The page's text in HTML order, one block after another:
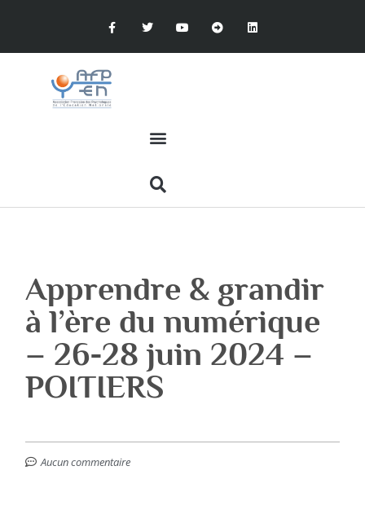
Apprendre & grandir
à l’ère du numérique
– 26-28 juin 2024 –
POITIERS
Aucun commentaire